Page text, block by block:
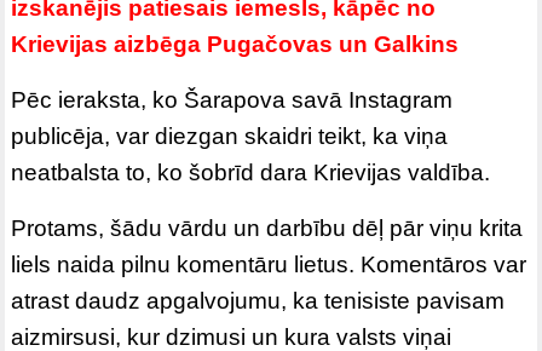
izskanējis patiesais iemesls, kāpēc no
Krievijas aizbēga Pugačovas un Galkins
Pēc ieraksta, ko Šarapova savā Instagram
publicēja, var diezgan skaidri teikt, ka viņa
neatbalsta to, ko šobrīd dara Krievijas valdība.
Protams, šādu vārdu un darbību dēļ pār viņu krita
liels naida pilnu komentāru lietus. Komentāros var
atrast daudz apgalvojumu, ka tenisiste pavisam
aizmirsusi, kur dzimusi un kura valsts viņai